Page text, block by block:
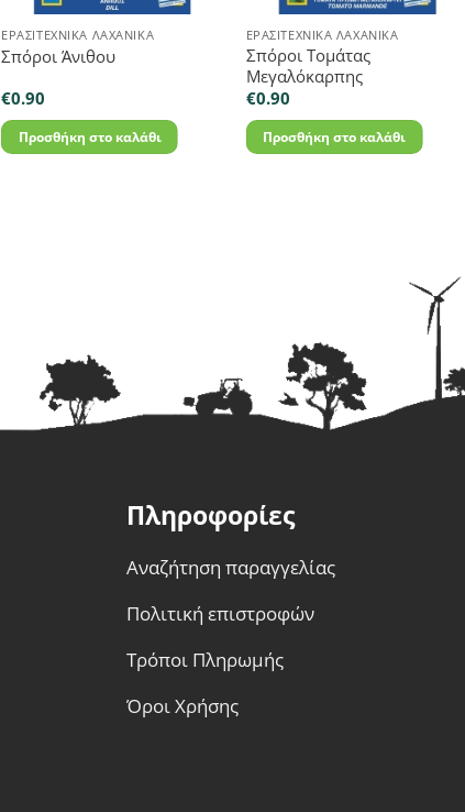
ΕΡΑΣΙΤΕΧΝΙΚΆ ΛΑΧΑΝΙΚΆ
Σπόροι Άνιθου
€0.90
Προσθήκη στο καλάθι
ΕΡΑΣΙΤΕΧΝΙΚΆ ΛΑΧΑΝΙΚΆ
Σπόροι Τομάτας
Μεγαλόκαρπης
€0.90
Προσθήκη στο καλάθι
Πληροφορίες
Αναζήτηση παραγγελίας
Πολιτική επιστροφών
Τρόποι Πληρωμής
Όροι Χρήσης